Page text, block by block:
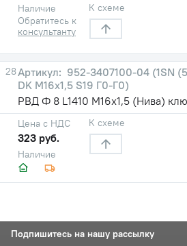
Наличие
Обратитесь к
консультанту
К схеме
28
952-3407100-04 (1SN
DK М16х1,5 S19 Г0-Г0)
РВД Ф 8 L1410 М16х1,5 (Нива)
Наличие
Цена с НДС
323 руб.
К схеме
Подпишитесь на нашу рассылку